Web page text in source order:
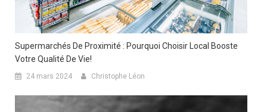
Supermarchés De Proximité : Pourquoi Choisir Local Booste
Votre Qualité De Vie!
24 mars 2024 Christophe Léon